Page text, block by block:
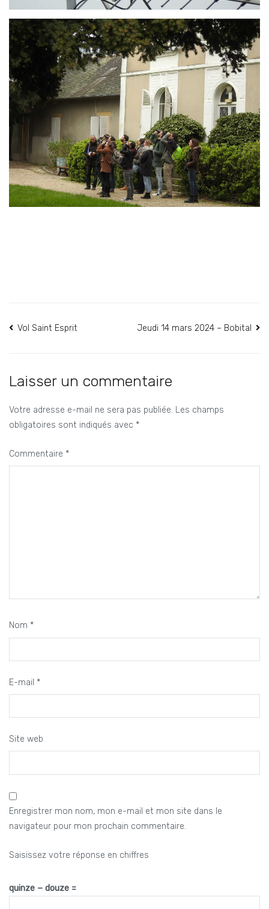
Navigation
l’article
Vol Saint Esprit Jeudi 14 mars 2024 – Bobital
Laisser un commentaire
Votre adresse e-mail ne sera pas publiée. Les champs
obligatoires sont indiqués avec *
Commentaire *
Nom *
E-mail *
Site web
Enregistrer mon nom, mon e-mail et mon site dans le
navigateur pour mon prochain commentaire.
Saisissez votre réponse en chiffres
quinze − douze =